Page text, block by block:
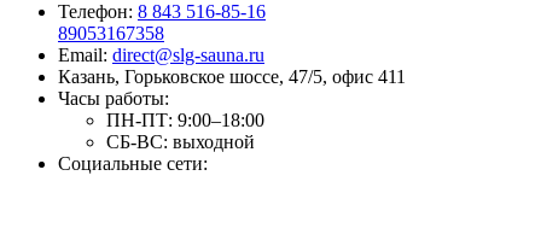
Телефон: 8 843 516-85-16
89053167358
Email: direct@slg-sauna.ru
Казань, Горьковское шоссе, 47/5, офис 411
Часы работы:
ПН-ПТ: 9:00–18:00
СБ-ВС: выходной
Социальные сети: